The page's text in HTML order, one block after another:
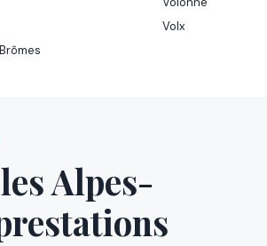
Volx
Alpes-